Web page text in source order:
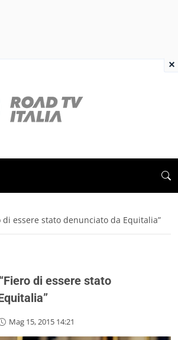
di essere stato denunciato da Equitalia”
di essere stato
Mag 15, 2015 14:21
×